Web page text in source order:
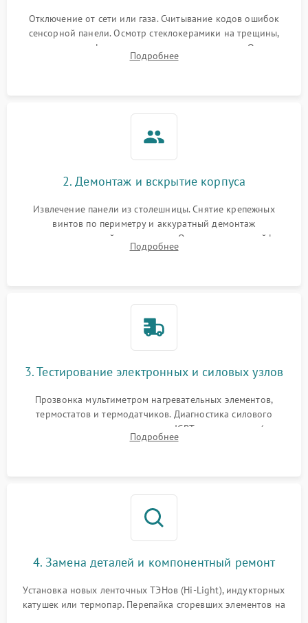
Отключение от сети или газа. Считывание кодов ошибок
сенсорной панели. Осмотр стеклокерамики на трещины,
проверка конфорок на равномерность нагрева. Опрос
клиента о симптомах (не включается, не видит посуду,
Подробнее
2. Демонтаж и вскрытие корпуса
Извлечение панели из столешницы. Снятие крепежных
винтов по периметру и аккуратный демонтаж
стеклокерамической поверхности. Отсоединение шлейфов
сенсорного блока для доступа к силовым платам, катушкам
Подробнее
3. Тестирование электронных и силовых узлов
Прозвонка мультиметром нагревательных элементов,
термостатов и термодатчиков. Диагностика силового
модуля, реле, диодных мостов и IGBT-транзисторов (для
индукции). Проверка кранов и газ-контроля (для газовых
Подробнее
4. Замена деталей и компонентный ремонт
Установка новых ленточных ТЭНов (Hi-Light), индукторных
катушек или термопар. Перепайка сгоревших элементов на